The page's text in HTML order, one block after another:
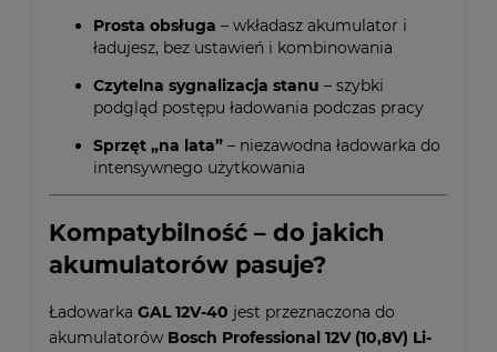
Prosta obsługa – wkładasz akumulator i
ładujesz, bez ustawień i kombinowania
Czytelna sygnalizacja stanu – szybki
podgląd postępu ładowania podczas pracy
Sprzęt „na lata” – niezawodna ładowarka do
intensywnego użytkowania
Kompatybilność – do jakich
akumulatorów pasuje?
Ładowarka GAL 12V-40 jest przeznaczona do
akumulatorów Bosch Professional 12V (10,8V) Li-